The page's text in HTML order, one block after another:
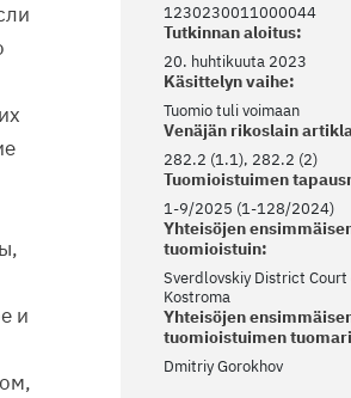
и
1230230011000044
Tutkinnan aloitus:
20. huhtikuuta 2023
Käsittelyn vaihe:
Tuomio tuli voimaan
Venäjän rikoslain
282.2 (1.1), 282.2 (2)
Tuomioistuimen
1-9/2025 (1-128/2024)
Yhteisöjen
tuomioistuin:
Sverdlovskiy District Court
Kostroma
Yhteisöjen
tuomioistuimen
Dmitriy Gorokhov